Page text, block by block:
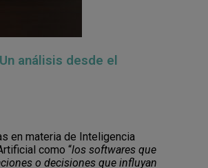
análisis desde el
en materia de Inteligencia
como “los softwares que
o decisiones que influyan